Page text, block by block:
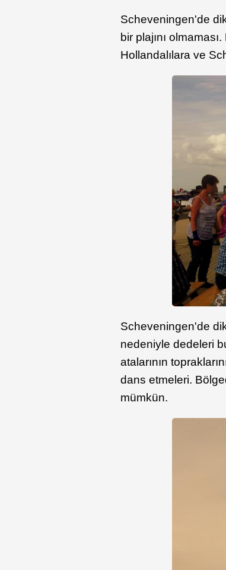
Scheveningen'de
bir plajını
Hollandalılara ve
Scheveningen'de
nedeniyle dedeleri
atalarının
dans etmeleri.
mümkün.